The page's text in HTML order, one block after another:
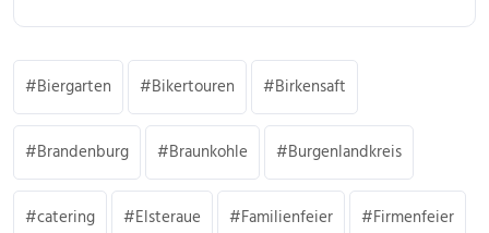
Biergarten Bikertouren Birkensaft
Brandenburg Braunkohle Burgenlandkreis
catering Elsteraue Familienfeier Firmenfeier